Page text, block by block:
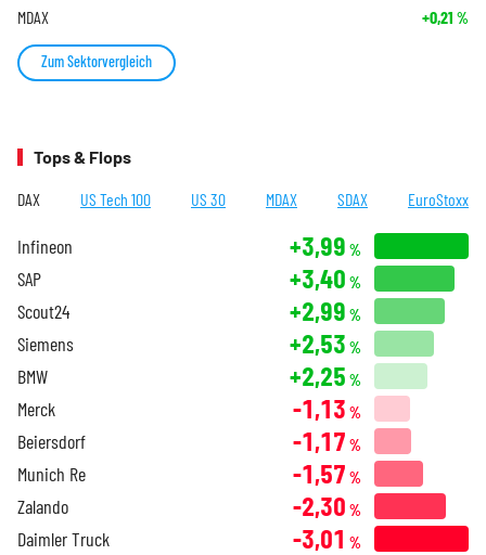
MDAX +0,21 %
Zum Sektorvergleich
Tops & Flops
DAX US Tech 100 US 30 MDAX SDAX EuroStoxx
Infineon +3,99 %
SAP +3,40 %
Scout24 +2,99 %
Siemens +2,53 %
BMW +2,25 %
Merck -1,13 %
Beiersdorf -1,17 %
Munich Re -1,57 %
Zalando -2,30 %
Daimler Truck -3,01 %